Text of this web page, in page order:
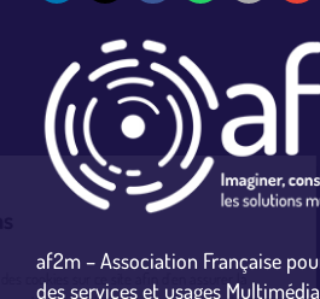
Bienvenue à l'AF2M
Nous vous présentons
L'af2m et ses partenaires utilisent des cookies sur ce
af2m – Association Française
des services et usages